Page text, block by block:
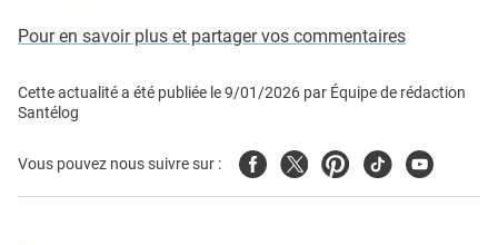
Pour en savoir plus et partager vos commentaires
Cette actualité a été publiée le9/01/2026 par Équipe de rédaction
Santélog
Vous pouvez nous suivre sur : FacebookTwitterPinterest
TiktokYoutube